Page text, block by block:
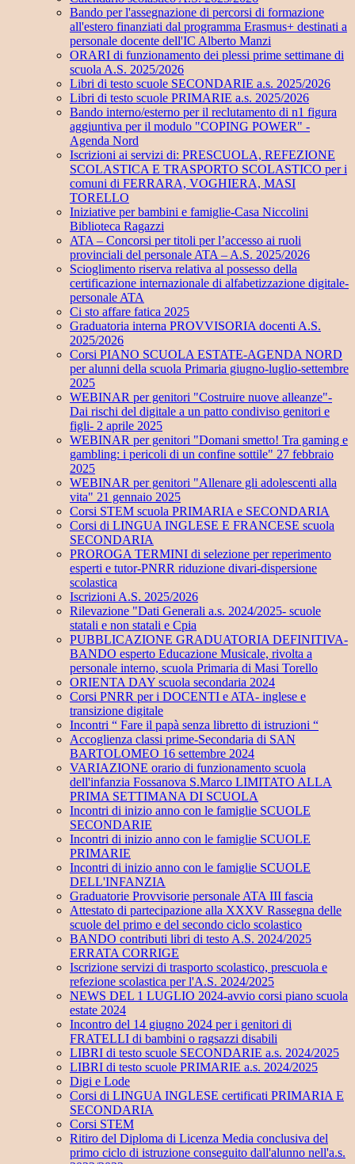
Bando per l'assegnazione di percorsi di formazione
all'estero finanziati dal programma Erasmus+ destinati a
personale docente dell'IC Alberto Manzi
ORARI di funzionamento dei plessi prime settimane di
scuola A.S. 2025/2026
Libri di testo scuole SECONDARIE a.s. 2025/2026
Libri di testo scuole PRIMARIE a.s. 2025/2026
Bando interno/esterno per il reclutamento di n1 figura
aggiuntiva per il modulo "COPING POWER" -
Agenda Nord
Iscrizioni ai servizi di: PRESCUOLA, REFEZIONE
SCOLASTICA E TRASPORTO SCOLASTICO per i
comuni di FERRARA, VOGHIERA, MASI
TORELLO
Iniziative per bambini e famiglie-Casa Niccolini
Biblioteca Ragazzi
ATA – Concorsi per titoli per l’accesso ai ruoli
provinciali del personale ATA – A.S. 2025/2026
Scioglimento riserva relativa al possesso della
certificazione internazionale di alfabetizzazione digitale-
personale ATA
Ci sto affare fatica 2025
Graduatoria interna PROVVISORIA docenti A.S.
2025/2026
Corsi PIANO SCUOLA ESTATE-AGENDA NORD
per alunni della scuola Primaria giugno-luglio-settembre
2025
WEBINAR per genitori "Costruire nuove alleanze"-
Dai rischi del digitale a un patto condiviso genitori e
figli- 2 aprile 2025
WEBINAR per genitori "Domani smetto! Tra gaming e
gambling: i pericoli di un confine sottile" 27 febbraio
2025
WEBINAR per genitori "Allenare gli adolescenti alla
vita" 21 gennaio 2025
Corsi STEM scuola PRIMARIA e SECONDARIA
Corsi di LINGUA INGLESE E FRANCESE scuola
SECONDARIA
PROROGA TERMINI di selezione per reperimento
esperti e tutor-PNRR riduzione divari-dispersione
scolastica
Iscrizioni A.S. 2025/2026
Rilevazione "Dati Generali a.s. 2024/2025- scuole
statali e non statali e Cpia
PUBBLICAZIONE GRADUATORIA DEFINITIVA-
BANDO esperto Educazione Musicale, rivolta a
personale interno, scuola Primaria di Masi Torello
ORIENTA DAY scuola secondaria 2024
Corsi PNRR per i DOCENTI e ATA- inglese e
transizione digitale
Incontri “ Fare il papà senza libretto di istruzioni “
Accoglienza classi prime-Secondaria di SAN
BARTOLOMEO 16 settembre 2024
VARIAZIONE orario di funzionamento scuola
dell'infanzia Fossanova S.Marco LIMITATO ALLA
PRIMA SETTIMANA DI SCUOLA
Incontri di inizio anno con le famiglie SCUOLE
SECONDARIE
Incontri di inizio anno con le famiglie SCUOLE
PRIMARIE
Incontri di inizio anno con le famiglie SCUOLE
DELL'INFANZIA
Graduatorie Provvisorie personale ATA III fascia
Attestato di partecipazione alla XXXV Rassegna delle
scuole del primo e del secondo ciclo scolastico
BANDO contributi libri di testo A.S. 2024/2025
ERRATA CORRIGE
Iscrizione servizi di trasporto scolastico, prescuola e
refezione scolastica per l'A.S. 2024/2025
NEWS DEL 1 LUGLIO 2024-avvio corsi piano scuola
estate 2024
Incontro del 14 giugno 2024 per i genitori di
FRATELLI di bambini o ragsazzi disabili
LIBRI di testo scuole SECONDARIE a.s. 2024/2025
LIBRI di testo scuole PRIMARIE a.s. 2024/2025
Digi e Lode
Corsi di LINGUA INGLESE certificati PRIMARIA E
SECONDARIA
Corsi STEM
Ritiro del Diploma di Licenza Media conclusiva del
primo ciclo di istruzione conseguito dall'alunno nell'a.s.